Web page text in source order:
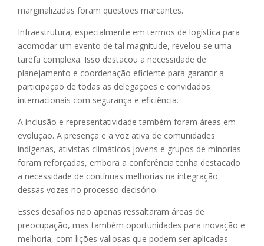
marginalizadas foram questões marcantes.
Infraestrutura, especialmente em termos de logística para
acomodar um evento de tal magnitude, revelou-se uma
tarefa complexa. Isso destacou a necessidade de
planejamento e coordenação eficiente para garantir a
participação de todas as delegações e convidados
internacionais com segurança e eficiência.
A inclusão e representatividade também foram áreas em
evolução. A presença e a voz ativa de comunidades
indígenas, ativistas climáticos jovens e grupos de minorias
foram reforçadas, embora a conferência tenha destacado
a necessidade de contínuas melhorias na integração
dessas vozes no processo decisório.
Esses desafios não apenas ressaltaram áreas de
preocupação, mas também oportunidades para inovação e
melhoria, com lições valiosas que podem ser aplicadas